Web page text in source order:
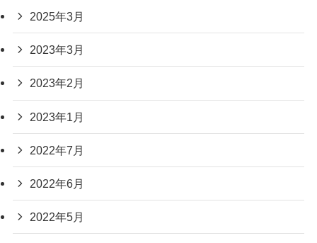
2025年3月
2023年3月
2023年2月
2023年1月
2022年7月
2022年6月
2022年5月